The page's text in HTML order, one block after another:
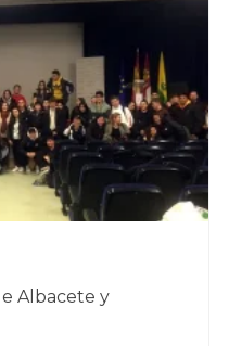
Albacete y